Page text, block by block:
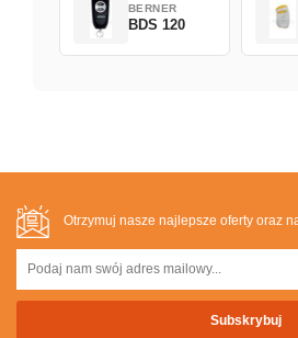
BERNER
BDS 120
Otrzymuj nasze najlepsze oferty oraz